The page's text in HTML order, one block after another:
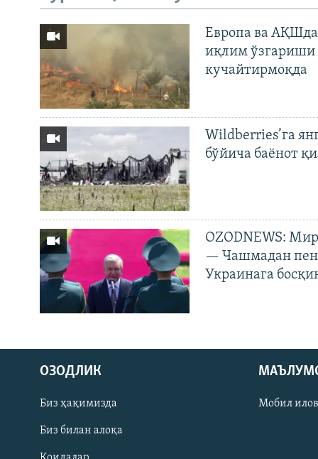
Европа ва
иқлим ўзгариши
кучайтирмоқда
Wildberries’га
бўйича баёнот
OZODNEWS:
— Чашмадан
Украинага
ОЗОДЛИК
Биз ҳақимизда
Биз билан алоқа
Мобил